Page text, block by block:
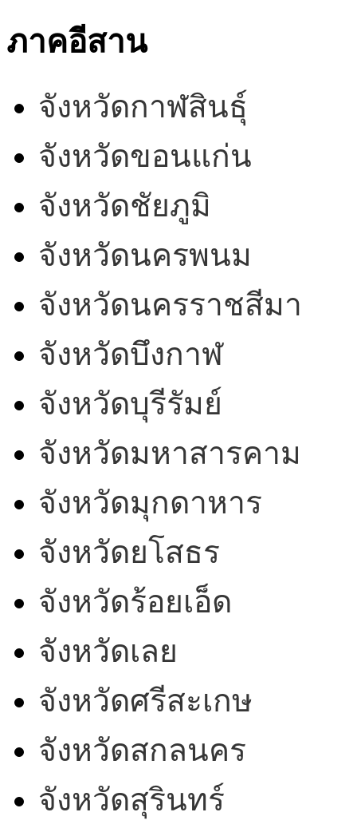
ภาคอีสาน
จังหวัดกาฬสินธุ์
จังหวัดขอนแก่น
จังหวัดชัยภูมิ
จังหวัดนครพนม
จังหวัดนครราชสีมา
จังหวัดบึงกาฬ
จังหวัดบุรีรัมย์
จังหวัดมหาสารคาม
จังหวัดมุกดาหาร
จังหวัดยโสธร
จังหวัดร้อยเอ็ด
จังหวัดเลย
จังหวัดศรีสะเกษ
จังหวัดสกลนคร
จังหวัดสุรินทร์